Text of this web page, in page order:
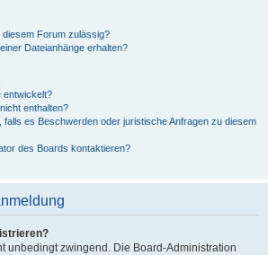
Forum zulässig?
Dateianhänge erhalten?
entwickelt?
enthalten?
falls es Beschwerden oder juristische Anfragen zu diesem
des Boards kontaktieren?
unbedingt zwingend. Die Board-Administration